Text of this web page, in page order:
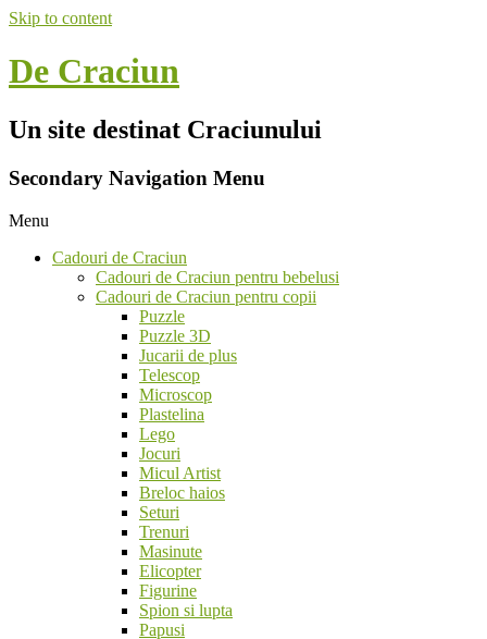
Skip to content
De Craciun
Un site destinat Craciunului
Secondary Navigation Menu
Menu
Cadouri de Craciun
Cadouri de Craciun pentru bebelusi
Cadouri de Craciun pentru copii
Puzzle
Puzzle 3D
Jucarii de plus
Telescop
Microscop
Plastelina
Lego
Jocuri
Micul Artist
Breloc haios
Seturi
Trenuri
Masinute
Elicopter
Figurine
Spion si lupta
Papusi